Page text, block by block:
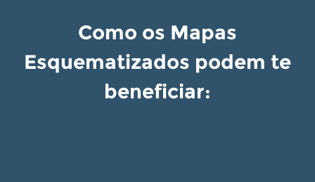
Como os Mapas
Esquematizados podem te
beneficiar: